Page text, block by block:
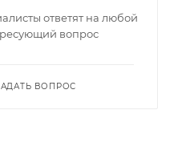
ответят на любой
вопрос
ВОПРОС